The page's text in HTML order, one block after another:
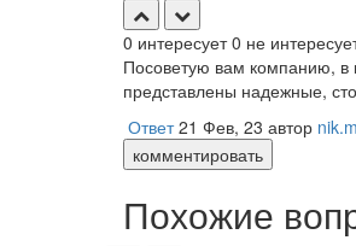
0 интересует 0 не
Посоветую вам компанию, в
представлены надежные,
Ответ 21 Фев, 23 автор
комментировать
Похожие